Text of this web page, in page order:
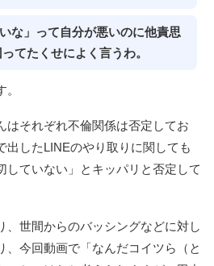
な」って自分が悪いのに他責思
てたくせによく言うわ。
はそれぞれ不倫関係は否定してお
出したLINEのやり取りに関しても
していない」とキッパリと否定して
、世間からのバッシングなどに対し
、今回動画で「なんだコイツら（と